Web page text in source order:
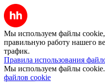
Мы используем файлы cookie,
правильную работу нашего
трафик.
Правила использования
Мы используем файлы cookie.
файлов cookie